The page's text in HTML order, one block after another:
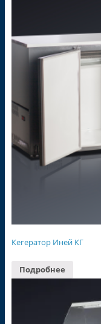
Кегератор Иней КГ
Подробнее